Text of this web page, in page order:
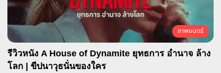
ภาพยนตร์
รีวิวหนัง A House of Dynamite ยุทธการ อำนาจ ล้าง
โลก | ขีปนาวุธนั่นของใคร